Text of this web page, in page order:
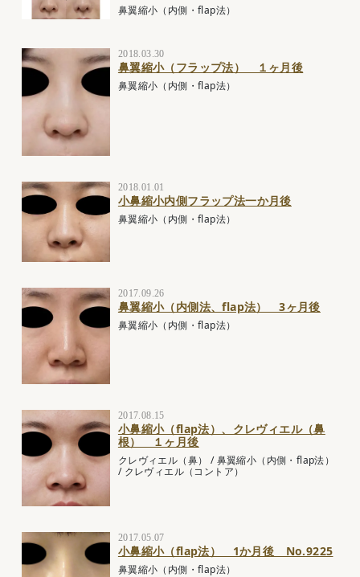
鼻翼縮小（内側・flap法）
2018.03.30
鼻翼縮小（フラップ法） １ヶ月後
鼻翼縮小（内側・flap法）
2018.01.01
小鼻縮小内側フラップ法一か月後
鼻翼縮小（内側・flap法）
2017.09.26
鼻翼縮小（内側法、flap法） 3ヶ月後
鼻翼縮小（内側・flap法）
2017.08.15
小鼻縮小（flap法）、クレヴィエル（鼻
根） １ヶ月後
クレヴィエル（鼻） /鼻翼縮小（内側・flap法）
/ クレヴィエル（コントア）
2017.05.07
小鼻縮小（flap法） 1か月後 No.9225
鼻翼縮小（内側・flap法）